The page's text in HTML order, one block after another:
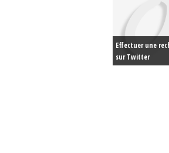
Effectuer une
sur Twitter